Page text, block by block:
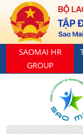
SAOMAI HR
GROUP